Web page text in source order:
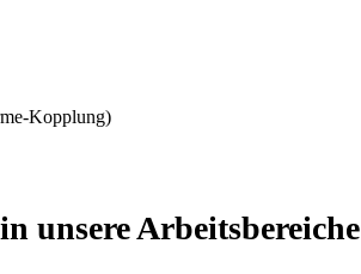
Kopplung)
unsere Arbeitsbereiche